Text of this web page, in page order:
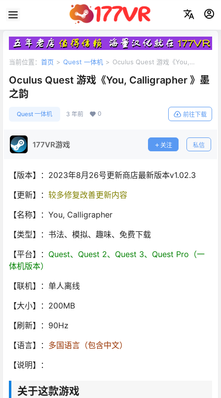
当前位置： 首页 > Quest 一体机 > Oculus Quest 游戏《You,
Oculus Quest 游戏《You, Calligrapher 》墨
之韵
Quest 一体机 3 年前 0 前往下载
177VR游戏 关注 私信
【版本】：2023年8月26号更新商店最新版本v1.02.3
【更新】： 较多修复改善更新内容
【名称】：You, Calligrapher
【类型】：书法、模拟、趣味、免费下载
【平台】： Quest、Quest 2、Quest 3、Quest Pro（一
体机版本）
【联机】：单人离线
【大小】：200MB
【刷新】：90Hz
【语言】： 多国语言（包含中文）
【说明】：
关于这款游戏